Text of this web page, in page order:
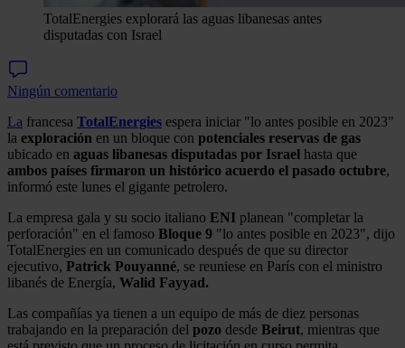
TotalEnergies explorará las aguas libanesas antes
disputadas con Israel
Ningún comentario
La francesa TotalEnergies espera iniciar "lo antes posible en 2023"
la exploración en un bloque con potenciales reservas de gas
ubicado en aguas libanesas disputadas por Israel hasta que
ambos países firmaron un histórico acuerdo el pasado octubre,
informó este lunes el gigante petrolero.
La empresa gala y su socio italiano ENI planean "completar la
perforación" en el famoso Bloque 9 "lo antes posible en 2023", dijo
TotalEnergies en un comunicado después de que su director
ejecutivo, Patrick Pouyanné, se reuniese en París con el ministro
libanés de Energía, Walid Fayyad.
Las compañías ya tienen a un equipo de más de diez personas
trabajando en la preparación del pozo desde Beirut, mientras que